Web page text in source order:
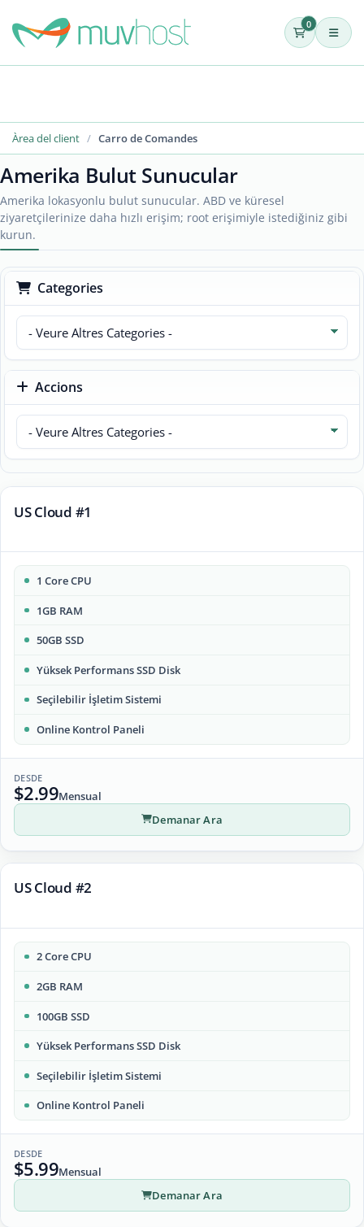
0
Àrea del client Carro de Comandes
Amerika Bulut Sunucular
Amerika lokasyonlu bulut sunucular. ABD ve küresel
ziyaretçilerinize daha hızlı erişim; root erişimiyle istediğiniz gibi
kurun.
Categories
Accions
US Cloud #1
1 Core CPU
1GB RAM
50GB SSD
Yüksek Performans SSD Disk
Seçilebilir İşletim Sistemi
Online Kontrol Paneli
DESDE
$2.99Mensual
Demanar Ara
US Cloud #2
2 Core CPU
2GB RAM
100GB SSD
Yüksek Performans SSD Disk
Seçilebilir İşletim Sistemi
Online Kontrol Paneli
DESDE
$5.99Mensual
Demanar Ara